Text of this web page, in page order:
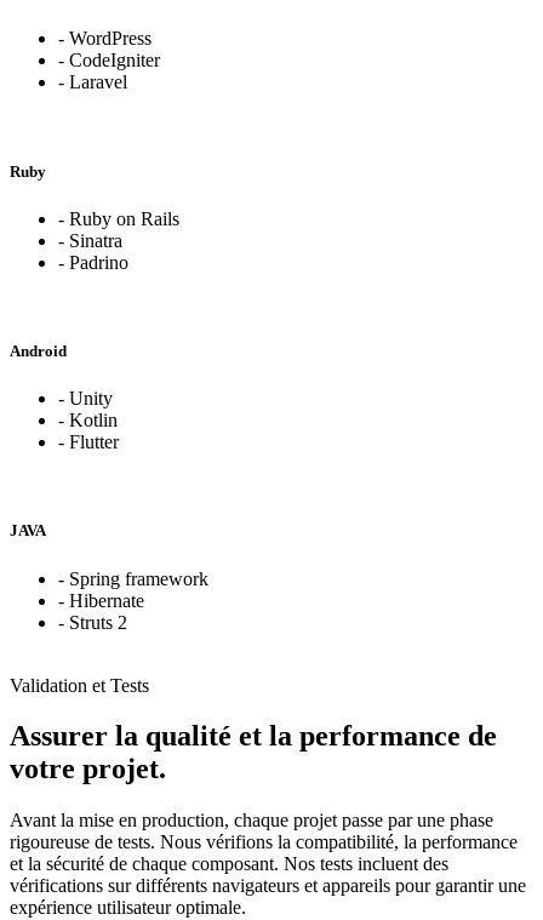
- WordPress
- CodeIgniter
- Laravel
Ruby
- Ruby on Rails
- Sinatra
- Padrino
Android
- Unity
- Kotlin
- Flutter
JAVA
- Spring framework
- Hibernate
- Struts 2
Validation et Tests
Assurer la qualité et la performance de
votre projet.
Avant la mise en production, chaque projet passe par une phase
rigoureuse de tests. Nous vérifions la compatibilité, la performance
et la sécurité de chaque composant. Nos tests incluent des
vérifications sur différents navigateurs et appareils pour garantir une
expérience utilisateur optimale.